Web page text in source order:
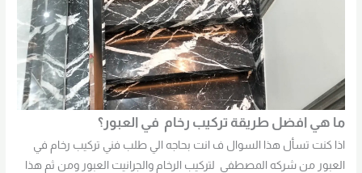
ما هي افضل طريقة تركيب رخام في العبور؟
اذا كنت تسأل هذا السوال ف انت بحاجه الي طلب فني تركيب رخام في
العبور من شركه المصطفي لتركيب الرخام والجرانيت العبور ومن ثم هذا